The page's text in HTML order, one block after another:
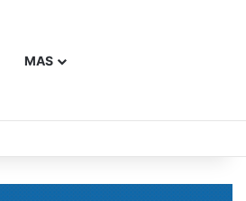
MAS